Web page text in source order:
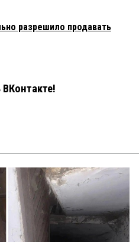
разрешило продавать